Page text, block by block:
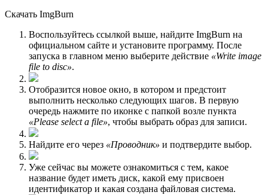
Скачать ImgBurn
Воспользуйтесь ссылкой выше, найдите ImgBurn на
официальном сайте и установите программу. После
запуска в главном меню выберите действие «Write image
file to disc».
Отобразится новое окно, в котором и предстоит
выполнить несколько следующих шагов. В первую
очередь нажмите по иконке с папкой возле пункта
«Please select a file», чтобы выбрать образ для записи.
Найдите его через «Проводник» и подтвердите выбор.
Уже сейчас вы можете ознакомиться с тем, какое
название будет иметь диск, какой ему присвоен
идентификатор и какая создана файловая система.